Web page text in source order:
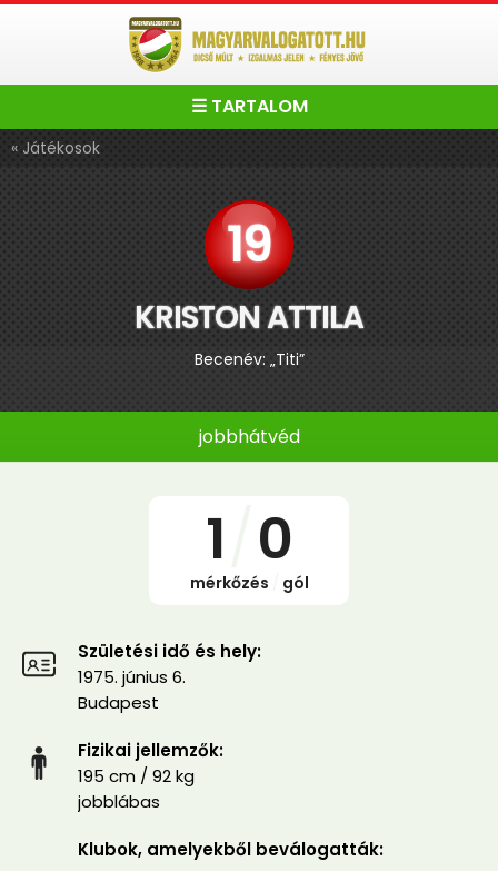
☰ TARTALOM
« Játékosok
19
KRISTON ATTILA
Becenév: „Titi”
jobbhátvéd
1 0
mérkőzés gól
Születési idő és hely:
1975. június 6.
Budapest
Fizikai jellemzők:
195 cm / 92 kg
jobblábas
Klubok, amelyekből beválogatták: